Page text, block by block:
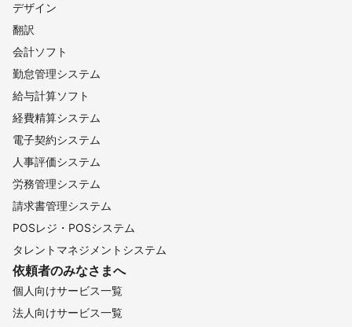
デザイン
翻訳
会計ソフト
勤怠管理システム
給与計算ソフト
経費精算システム
電子契約システム
人事評価システム
労務管理システム
請求書管理システム
POSレジ・POSシステム
タレントマネジメントシステム
依頼者のみなさまへ
個人向けサービス一覧
法人向けサービス一覧